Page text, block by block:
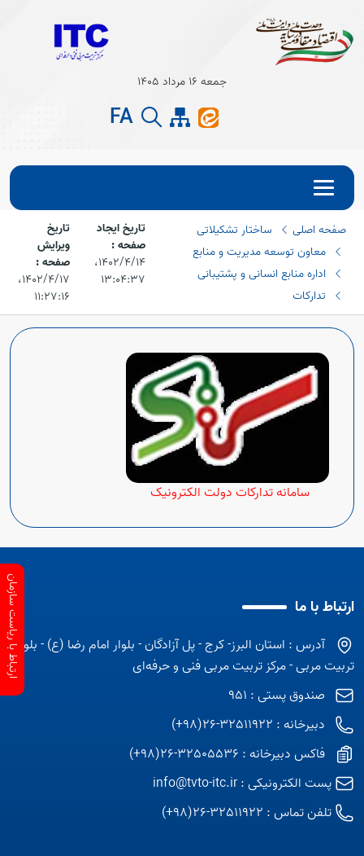
Open
جمعه 16 مرداد 1405
FA
صفحه اصلی
ساختار تشکیلاتی
معاون توسعه مدیریت و منابع
اداره منابع انسانی و پشتیبانی
تدارکات
تاریخ ایجاد
صفحه :
۱۴۰۲/۴/۱۴،‏
۱۳:۰۴:۳۷
تاریخ
ویرایش
صفحه :
۱۴۰۲/۴/۱۷،‏
۱۱:۲۷:۱۶
سامانه تدارکات دولت الکترونیک
ارتباط با ما
آدرس : استان البرز- کرج - پل آزادگان - بلوار امام رضا (ع) - بلوار
تربیت مربی - مرکز تربیت مربی فنی و حرفه‌ای
صندوق پستی : 951
دبیرخانه : 32511922-26(98+)
فاکس دبیرخانه : 32505536-26(98+)
پست الکترونیکی :info@tvto-itc.ir
تلفن تماس : 32511922-26(98+)
ارتباط با ریاست سازمان